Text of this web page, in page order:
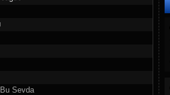
Sevda